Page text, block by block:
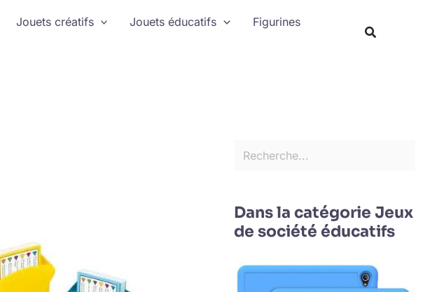
Jouets créatifs Jouets éducatifs
Figurines
Dans la catégorie Jeux
de société éducatifs